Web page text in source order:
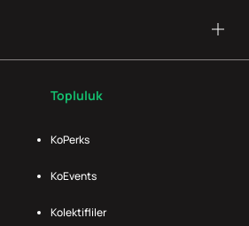
Topluluk
KoPerks
KoEvents
Kolektifliler